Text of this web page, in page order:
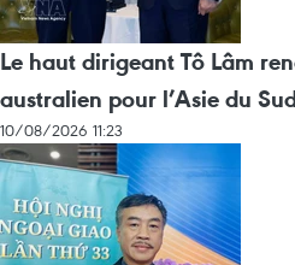
Le haut dirigeant Tô Lâm
australien pour l’Asie du
10/08/2026 11:23